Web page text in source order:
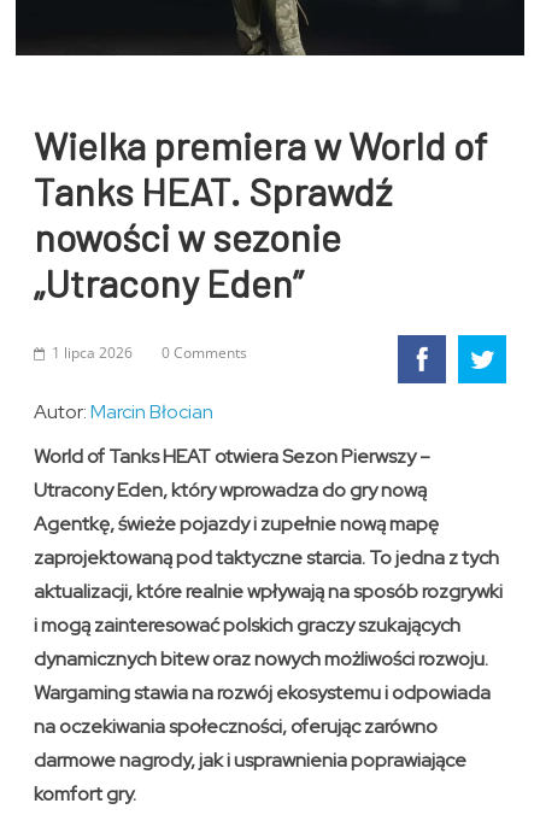
Wielka premiera w World of
Tanks HEAT. Sprawdź
nowości w sezonie
„Utracony Eden”
1 lipca 2026 0 Comments
Autor:Marcin Błocian
World of Tanks HEAT otwiera Sezon Pierwszy –
Utracony Eden, który wprowadza do gry nową
Agentkę, świeże pojazdy i zupełnie nową mapę
zaprojektowaną pod taktyczne starcia. To jedna z tych
aktualizacji, które realnie wpływają na sposób rozgrywki
i mogą zainteresować polskich graczy szukających
dynamicznych bitew oraz nowych możliwości rozwoju.
Wargaming stawia na rozwój ekosystemu i odpowiada
na oczekiwania społeczności, oferując zarówno
darmowe nagrody, jak i usprawnienia poprawiające
komfort gry.